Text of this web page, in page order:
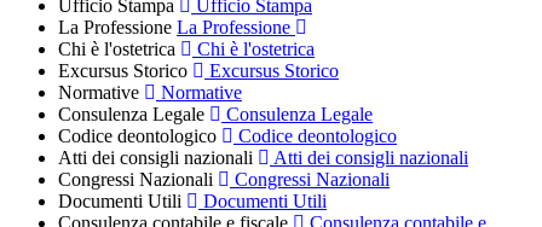
Ufficio Stampa
Ufficio Stampa
La Professione La Professione
Chi è l'ostetrica
Chi è l'ostetrica
Excursus Storico
Excursus Storico
Normative
Normative
Consulenza Legale
Consulenza Legale
Codice deontologico
Codice deontologico
Atti dei consigli nazionali
Atti dei consigli nazionali
Congressi Nazionali
Congressi Nazionali
Documenti Utili
Documenti Utili
Consulenza contabile e fiscale
Consulenza contabile e